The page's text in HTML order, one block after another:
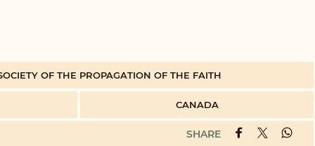
OF THE PROPAGATION OF THE FAITH
CANADA
SHARE